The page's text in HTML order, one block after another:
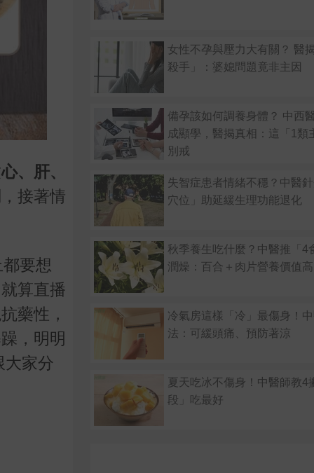
心、肝、
接著情
要想
算直播
藥性，
，明明
大家分
女性不孕與壓力大有關？ 醫
殺手」：婆媳問題竟非主因
備孕該如何調養身體？ 中西
成顯學，醫揭真相：這「1類
別戒
失智症患者情緒不穩？中醫
穴位」助延緩生理功能退化
秋季養生吃什麼？中醫推「4
潤燥：百合＋肉片營養價值高
冷氣房這樣「冷」最傷身！
法：可緩頭痛、預防著涼
夏天吃冰不傷身！中醫師教4
段」吃最好